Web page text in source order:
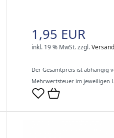
1,95 EUR
inkl. 19 % MwSt.zzgl.Versand
Der Gesamtpreis ist abhängig
Mehrwertsteuer im jeweiligen